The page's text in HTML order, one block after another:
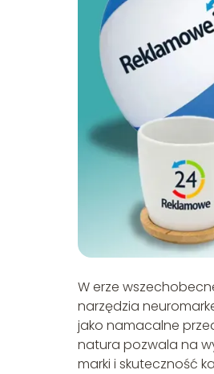
W erze
narzędzia
jako namacalne
natura pozwala na
marki i skuteczność